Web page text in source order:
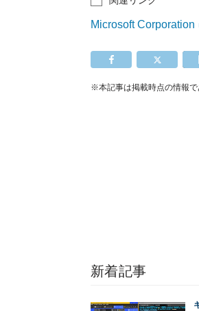
Microsoft Corporation
※本記事は掲載時点の情報で
新着記事